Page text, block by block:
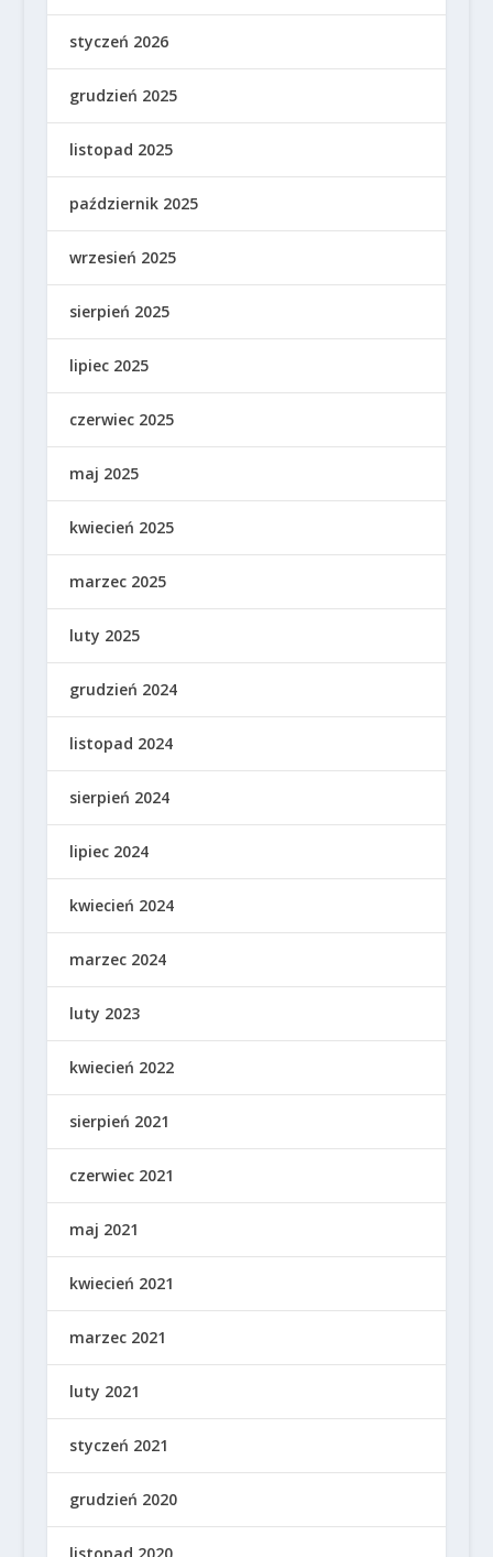
styczeń 2026
grudzień 2025
listopad 2025
październik 2025
wrzesień 2025
sierpień 2025
lipiec 2025
czerwiec 2025
maj 2025
kwiecień 2025
marzec 2025
luty 2025
grudzień 2024
listopad 2024
sierpień 2024
lipiec 2024
kwiecień 2024
marzec 2024
luty 2023
kwiecień 2022
sierpień 2021
czerwiec 2021
maj 2021
kwiecień 2021
marzec 2021
luty 2021
styczeń 2021
grudzień 2020